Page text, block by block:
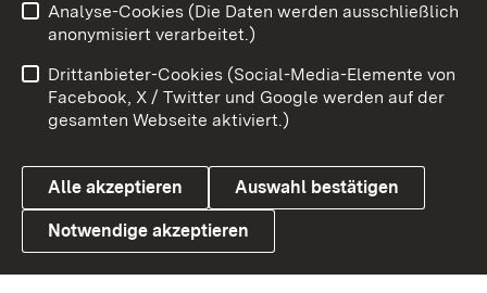
Link zum Landesportal
Benutzungshinweise
Barrierefreiheit
Datenschutz
Cookies
Analyse-Cookies (Die Daten werden ausschließlich
anonymisiert verarbeitet.)
Drittanbieter-Cookies (Social-Media-Elemente von
Facebook, X / Twitter und Google werden auf der
gesamten Webseite aktiviert.)
Alle akzeptieren Auswahl bestätigen
Notwendige akzeptieren